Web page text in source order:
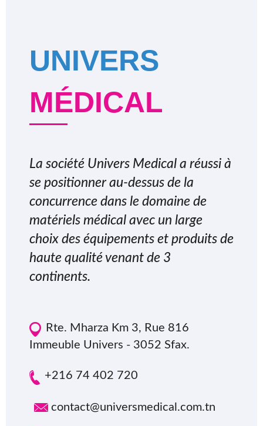
UNIVERS
MÉDICAL
La société Univers Medical a réussi à
se positionner au-dessus de la
concurrence dans le domaine de
matériels médical avec un large
choix des équipements et produits de
haute qualité venant de 3
continents.
Rte. Mharza Km 3, Rue 816
Immeuble Univers - 3052 Sfax.
+216 74 402 720
contact@universmedical.com.tn